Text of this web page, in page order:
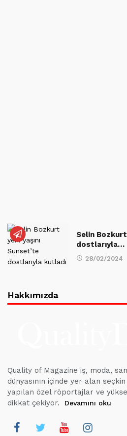
Selin Bozkurt
dostlarıyla…
28/02/2024
Hakkımızda
Quality of Magazine iş, moda,
dünyasının içinde yer alan
yapılan özel röportajlar ve
dikkat çekiyor.
Devamını oku